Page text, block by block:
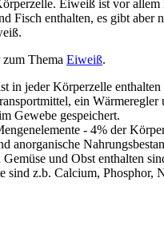
Eiweiß ist vor
Fisch enthalten, es gibt aber
Thema Eiweiß.
in jeder Körperzelle enthalten
ein
Gewebe gespeichert.
- 4% der
anorganische
und Obst enthalten
sind z.b. Calcium, Phosphor,